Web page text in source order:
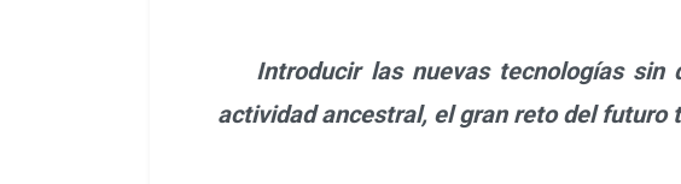
Introducir las nuevas tecnologías sin
actividad ancestral, el gran reto del futuro